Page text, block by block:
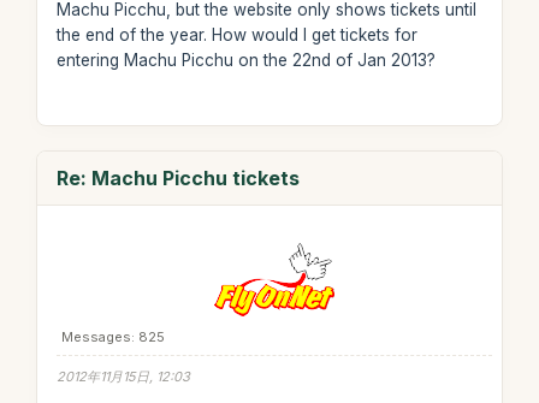
Machu Picchu, but the website only shows tickets until
the end of the year. How would I get tickets for
entering Machu Picchu on the 22nd of Jan 2013?
Re: Machu Picchu tickets
Messages: 825
2012年11月15日, 12:03